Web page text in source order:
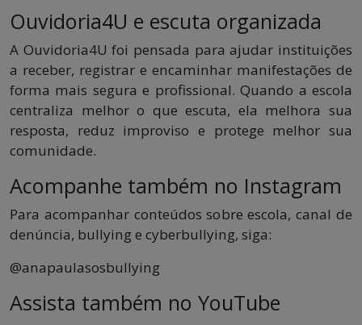
Ouvidoria4U e escuta organizada
A Ouvidoria4U foi pensada para ajudar instituições
a receber, registrar e encaminhar manifestações de
forma mais segura e profissional. Quando a escola
centraliza melhor o que escuta, ela melhora sua
resposta, reduz improviso e protege melhor sua
comunidade.
Acompanhe também no Instagram
Para acompanhar conteúdos sobre escola, canal de
denúncia, bullying e cyberbullying, siga:
@anapaulasosbullying
Assista também no YouTube